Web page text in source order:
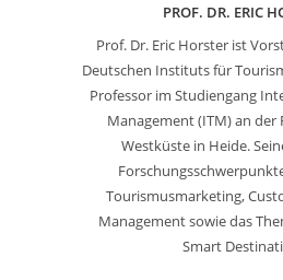
PROF. DR. ERIC
Prof. Dr. Eric Horster ist
Deutschen Instituts für
Professor im Studiengang
Management (ITM) an der
Westküste in Heide.
Tourismusmarketing,
Management sowie das
Smart